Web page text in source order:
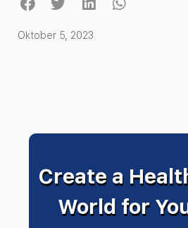
Oktober 5, 2023
Create a
World for